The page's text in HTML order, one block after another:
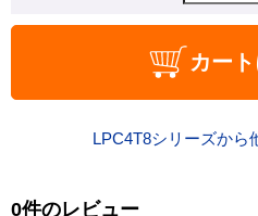
LPC4T8M マ
4,950 円
カー
LPC4T8シリーズから
0件のレビュー